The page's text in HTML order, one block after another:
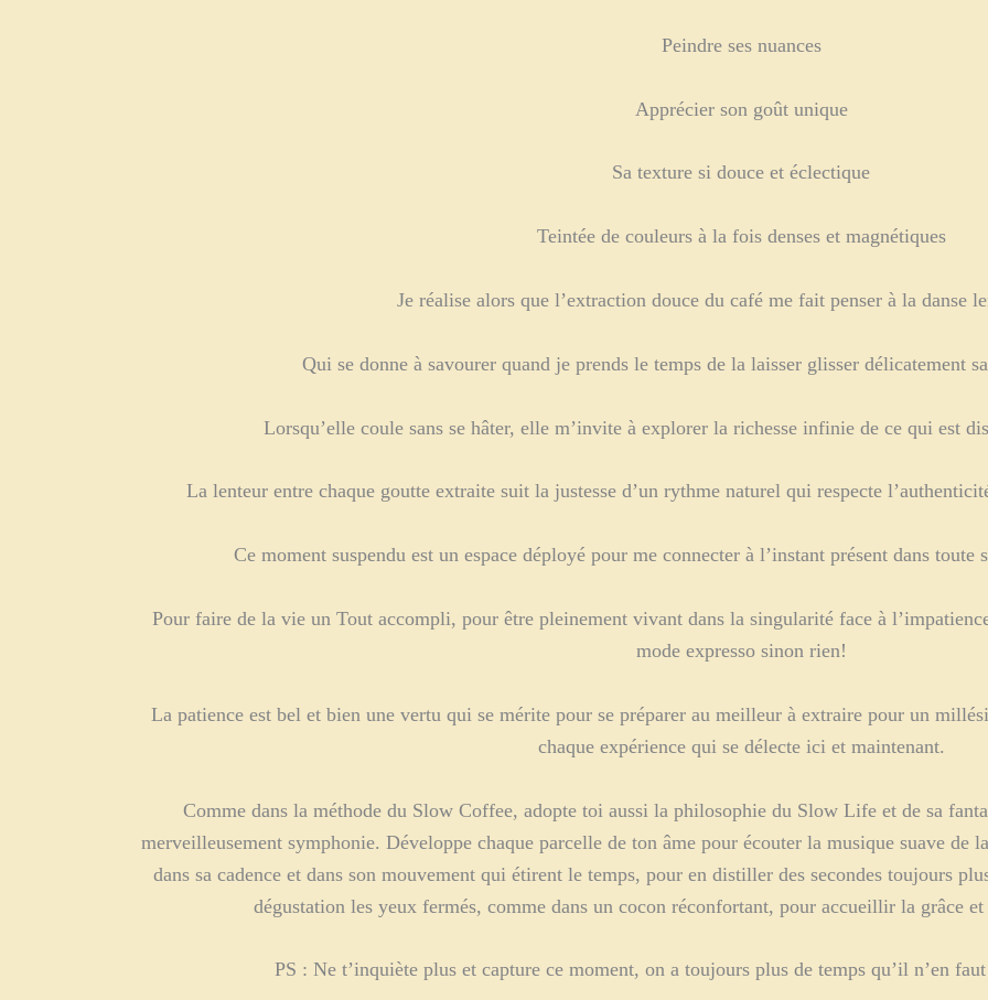
Peindre ses nuances
Apprécier son goût unique
Sa texture si douce et éclectique
Teintée de couleurs à la fois denses et magnétiques
Je réalise alors que l’extraction douce du café me fait penser à la danse
Qui se donne à savourer quand je prends le temps de la laisser glisser délicatement
Lorsqu’elle coule sans se hâter, elle m’invite à explorer la richesse infinie de ce qui est
La lenteur entre chaque goutte extraite suit la justesse d’un rythme naturel qui respecte
Ce moment suspendu est un espace déployé pour me connecter à l’instant présent dans toute
Pour faire de la vie un Tout accompli, pour être pleinement vivant dans la singularité face à
mode expresso sinon rien!
La patience est bel et bien une vertu qui se mérite pour se préparer au meilleur à extraire pour un
chaque expérience qui se délecte ici et maintenant.
Comme dans la méthode du Slow Coffee, adopte toi aussi la philosophie du Slow Life et de sa
merveilleusement symphonie. Développe chaque parcelle de ton âme pour écouter la musique suave de
dans sa cadence et dans son mouvement qui étirent le temps, pour en distiller des secondes toujours
dégustation les yeux fermés, comme dans un cocon réconfortant, pour accueillir la grâce
PS : Ne t’inquiète plus et capture ce moment, on a toujours plus de temps qu’il n’en